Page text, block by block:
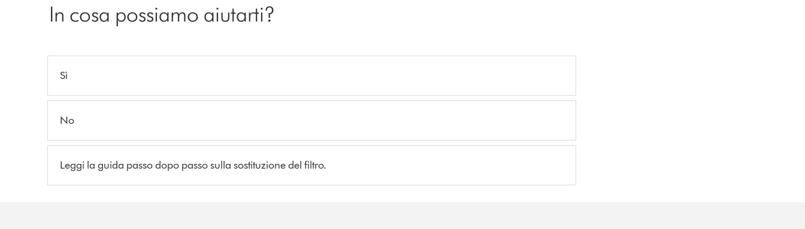
In cosa possiamo aiutarti?
Sì
No
Leggi la guida passo dopo passo sulla sostituzione del filtro.